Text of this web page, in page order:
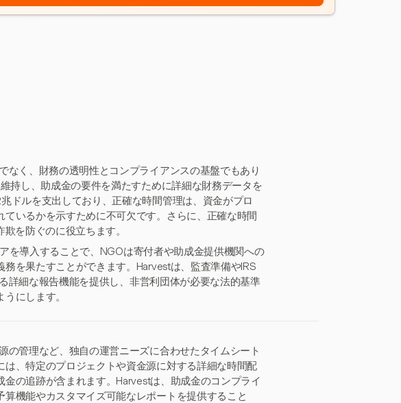
なく、財務の透明性とコンプライアンスの基盤でもあり
持し、助成金の要件を満たすために詳細な財務データを
ドルを支出しており、正確な時間管理は、資金がプロ
いるかを示すために不可欠です。さらに、正確な時間
を防ぐのに役立ちます。
を導入することで、NGOは寄付者や助成金提供機関への
を果たすことができます。Harvestは、監査準備やIRS
詳細な報告機能を提供し、非営利団体が必要な法的基準
にします。
の管理など、独自の運営ニーズに合わせたタイムシート
、特定のプロジェクトや資金源に対する詳細な時間配
の追跡が含まれます。Harvestは、助成金のコンプライ
機能やカスタマイズ可能なレポートを提供すること